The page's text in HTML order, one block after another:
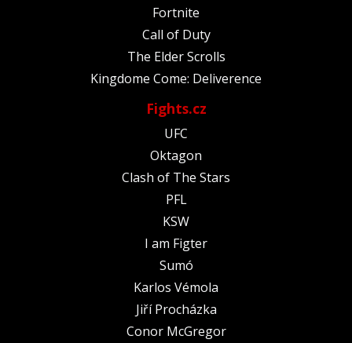
Fortnite
Call of Duty
The Elder Scrolls
Kingdome Come: Deliverence
Fights.cz
UFC
Oktagon
Clash of The Stars
PFL
KSW
I am Figter
Sumó
Karlos Vémola
Jiří Procházka
Conor McGregor